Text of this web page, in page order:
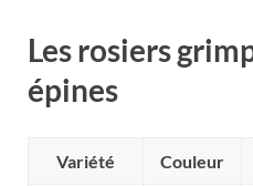
Les rosiers
épines
Variété Couleur